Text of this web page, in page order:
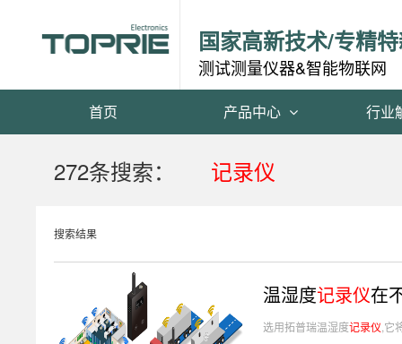
国家高新技术/专精
测试测量仪器&智能物联网
首页 产品中心 行业
272条搜索： 记录仪
搜索结果
温湿度记录仪在
选用拓普瑞温湿度记录仪 ,它